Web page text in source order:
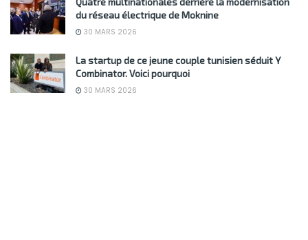
du réseau électrique de Moknine
30 MARS 2026
La startup de ce jeune couple tunisien séduit Y
Combinator. Voici pourquoi
30 MARS 2026